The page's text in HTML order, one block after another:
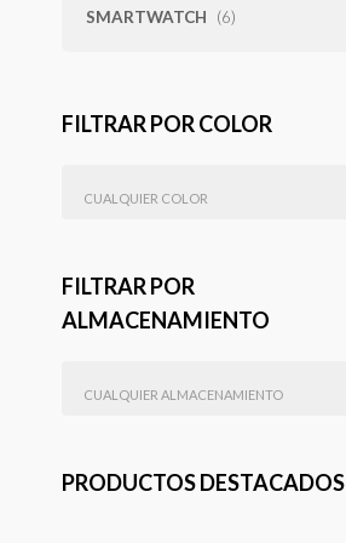
SMARTWATCH (6)
FILTRAR POR COLOR
CUALQUIER COLOR
FILTRAR POR
ALMACENAMIENTO
CUALQUIER ALMACENAMIENTO
PRODUCTOS DESTACADOS